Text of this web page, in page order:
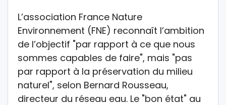
L’association France Nature
Environnement (FNE) reconnaît l’ambition
de l’objectif "par rapport à ce que nous
sommes capables de faire", mais "pas
par rapport à la préservation du milieu
naturel", selon Bernard Rousseau,
directeur du réseau eau. Le "bon état" au